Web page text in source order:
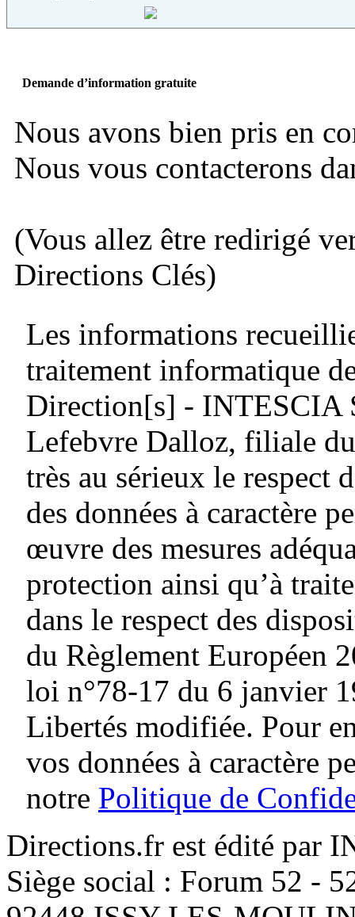
Demande d’information gratuite
Nous avons bien pris en
Nous vous contacterons
(Vous allez être redirigé
Directions Clés)
Les informations
traitement informatique
Direction[s] - INTESCIA
Lefebvre Dalloz, filiale
très au sérieux le respect
des données à caractère
œuvre des mesures
protection ainsi qu’à
dans le respect des
du Règlement Européen
loi n°78-17 du 6 janvier
Libertés modifiée. Pour
vos données à caractère
notre Politique de
Directions.fr est édité par
Siège social : Forum 52 -